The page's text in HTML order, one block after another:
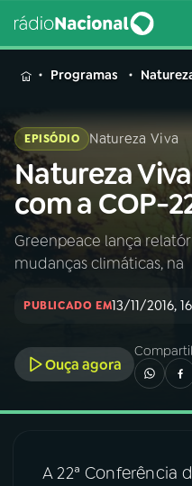
MENU
Buscar
na
Rádio
Nacional
AO
Programas
EPISÓDIO Natureza Viva
Natureza
com a COP-
Greenpeace lança
mudanças climáticas, na
PUBLICADO EM13/11/2016,
Ouça agora
A 22ª Conferência